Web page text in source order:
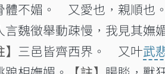
體不媚。 又愛也，親順也。
言魏徵舉動疎慢，我見其嫵
】 三邑皆齊西界。 又叶武